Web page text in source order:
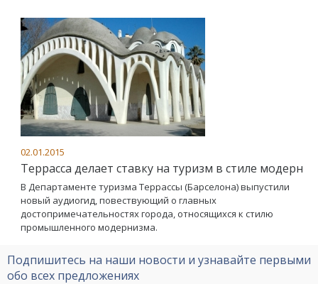
02.01.2015
Террасса делает ставку на туризм в стиле модерн
В Департаменте туризма Террассы (Барселона) выпустили
новый аудиогид, повествующий о главных
достопримечательностях города, относящихся к стилю
промышленного модернизма.
Подпишитесь на наши новости и узнавайте первыми
обо всех предложениях